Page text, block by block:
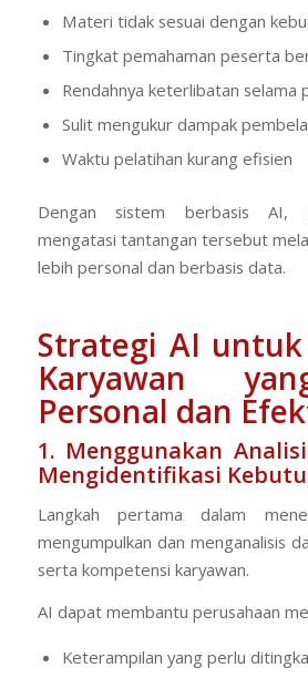
Materi tidak sesuai dengan
Tingkat pemahaman peserta
Rendahnya keterlibatan selama
Sulit mengukur dampak
Waktu pelatihan kurang efisien
Dengan sistem berbasis AI,
mengatasi tantangan tersebut
lebih personal dan berbasis data.
Strategi AI
Karyawan
Personal dan
1. Menggunakan
Mengidentifikasi
Langkah pertama dalam
mengumpulkan dan menganalisis
serta kompetensi karyawan.
AI dapat membantu perusahaan
Keterampilan yang perlu